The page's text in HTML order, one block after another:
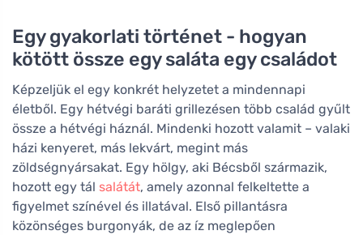
Egy gyakorlati történet - hogyan
kötött össze egy saláta egy családot
Képzeljük el egy konkrét helyzetet a mindennapi
életből. Egy hétvégi baráti grillezésen több család gyűlt
össze a hétvégi háznál. Mindenki hozott valamit – valaki
házi kenyeret, más lekvárt, megint más
zöldségnyársakat. Egy hölgy, aki Bécsből származik,
hozott egy tál salátát, amely azonnal felkeltette a
figyelmet színével és illatával. Első pillantásra
közönséges burgonyák, de az íz meglepően